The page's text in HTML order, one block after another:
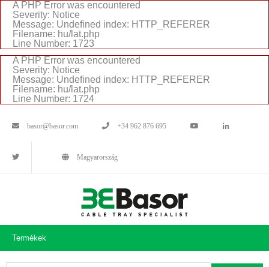
A PHP Error was encountered
Severity: Notice
Message: Undefined index: HTTP_REFERER
Filename: hu/lat.php
Line Number: 1723
A PHP Error was encountered
Severity: Notice
Message: Undefined index: HTTP_REFERER
Filename: hu/lat.php
Line Number: 1724
basor@basor.com +34 962 876 695
Magyarország
Termékek